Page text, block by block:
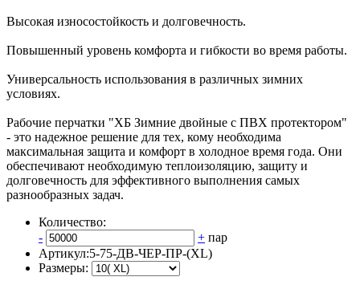
Высокая износостойкость и долговечность.
Повышенный уровень комфорта и гибкости во время работы.
Универсальность использования в различных зимних
условиях.
Рабочие перчатки "ХБ Зимние двойные с ПВХ протектором"
- это надежное решение для тех, кому необходима
максимальная защита и комфорт в холодное время года. Они
обеспечивают необходимую теплоизоляцию, защиту и
долговечность для эффективного выполнения самых
разнообразных задач.
Количество:
-
+ пар
Артикул:5-75-ДВ-ЧЕР-ПР-(XL)
Размеры: